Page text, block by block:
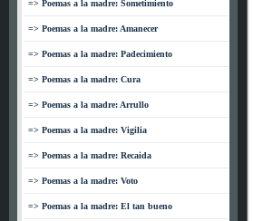
=> Poemas a la madre: Sometimiento
=> Poemas a la madre: Amanecer
=> Poemas a la madre: Padecimiento
=> Poemas a la madre: Cura
=> Poemas a la madre: Arrullo
=> Poemas a la madre: Vigilia
=> Poemas a la madre: Recaida
=> Poemas a la madre: Voto
=> Poemas a la madre: El tan bueno